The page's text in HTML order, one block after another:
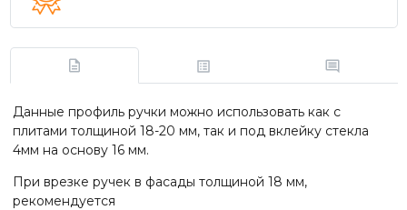
Данные профиль ручки можно использовать как с
плитами толщиной 18-20 мм, так и под вклейку стекла
4мм на основу 16 мм.
При врезке ручек в фасады толщиной 18 мм,
рекомендуется